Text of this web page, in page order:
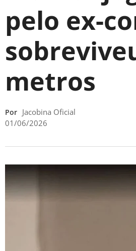
pelo ex-
metros
Por Jacobina Oficial
01/06/2026